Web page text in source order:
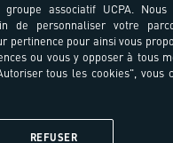
associatif UCPA.
de personnaliser votre
pertinence pour ainsi vous
ou vous y opposer à tous
tous les cookies",
REFUSER